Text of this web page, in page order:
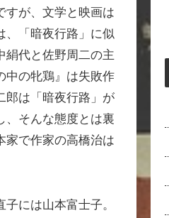
すが、文学と映画は
、「暗夜行路」に似
絹代と佐野周二の主
中の牝鶏』は失敗作
郎は「暗夜行路」が
、そんな態度とは裏
家で作家の高橋治は
には山本富士子。